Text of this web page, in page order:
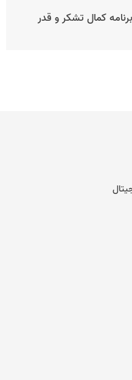
کمال تشکر و قدر